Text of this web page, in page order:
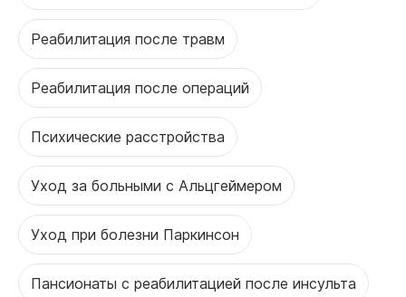
Реабилитация после травм
Реабилитация после операций
Психические расстройства
Уход за больными с Альцгеймером
Уход при болезни Паркинсон
Пансионаты с реабилитацией после инсульта